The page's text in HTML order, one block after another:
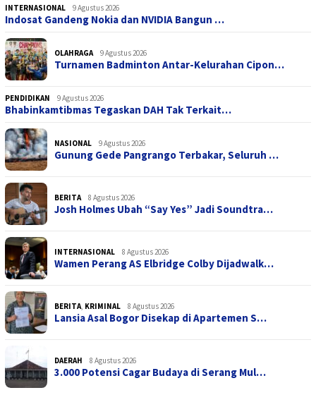
INTERNASIONAL 9 Agustus 2026
Indosat Gandeng Nokia dan NVIDIA Bangun …
OLAHRAGA 9 Agustus 2026
Turnamen Badminton Antar-Kelurahan Cipon…
PENDIDIKAN 9 Agustus 2026
Bhabinkamtibmas Tegaskan DAH Tak Terkait…
NASIONAL 9 Agustus 2026
Gunung Gede Pangrango Terbakar, Seluruh …
BERITA 8 Agustus 2026
Josh Holmes Ubah “Say Yes” Jadi Soundtra…
INTERNASIONAL 8 Agustus 2026
Wamen Perang AS Elbridge Colby Dijadwalk…
BERITA KRIMINAL 8 Agustus 2026
Lansia Asal Bogor Disekap di Apartemen S…
DAERAH 8 Agustus 2026
3.000 Potensi Cagar Budaya di Serang Mul…